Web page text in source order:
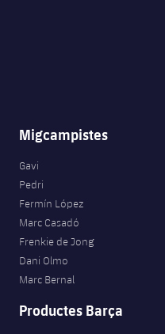
Migcampistes
Gavi
Pedri
Fermín López
Marc Casadó
Frenkie de Jong
Dani Olmo
Marc Bernal
Productes Barça